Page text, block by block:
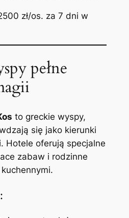
zł/os. za 7 dni w
pełne
to greckie wyspy,
się jako kierunki
Hotele oferują specjalne
zabaw i rodzinne